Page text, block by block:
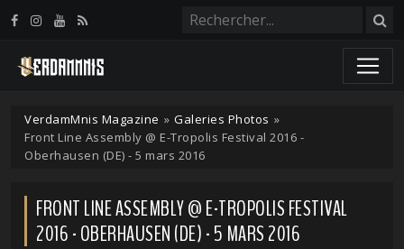
VerdamMnis Magazine » Galeries Photos »
Front Line Assembly @ E-Tropolis Festival 2016 -
Oberhausen (DE) - 5 mars 2016
FRONT LINE ASSEMBLY @ E-TROPOLIS FESTIVAL
2016 - OBERHAUSEN (DE) - 5 MARS 2016
Panneau de gestion des cookies